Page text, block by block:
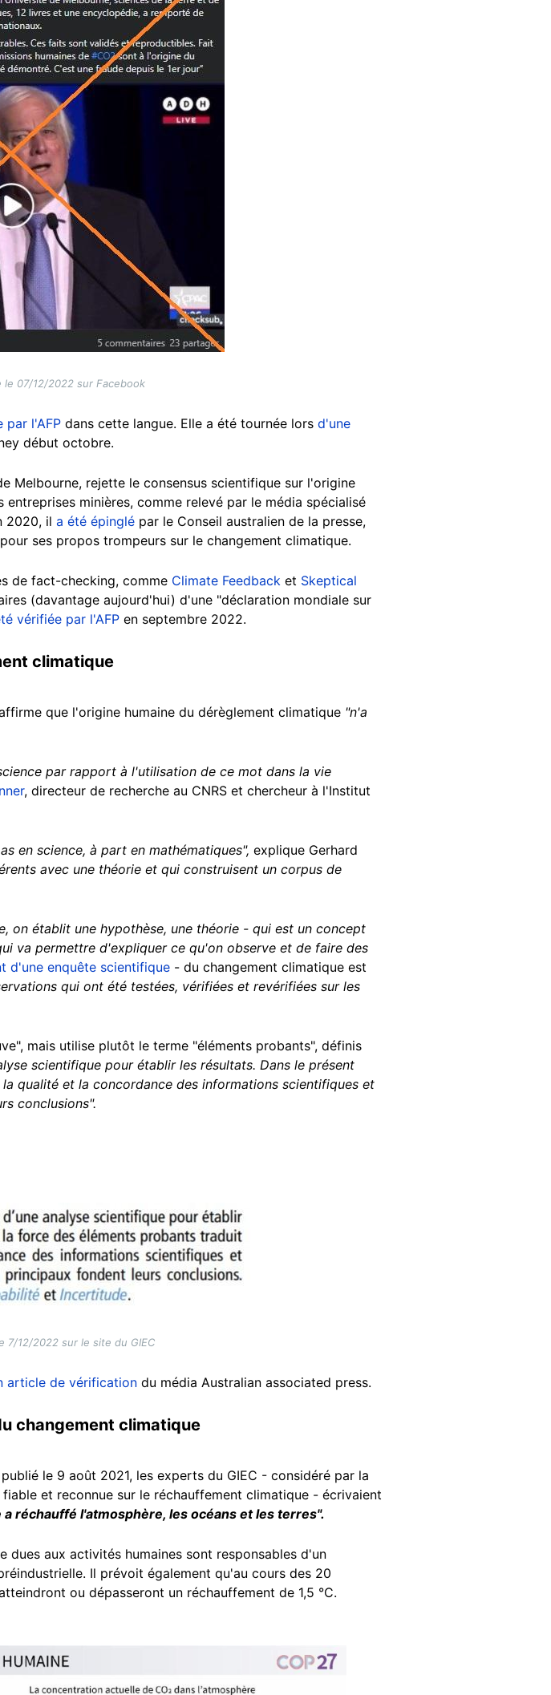
le 07/12/2022 sur Facebook
par l'AFP dans cette langue. Elle a été tournée lors d'une
début octobre.
Melbourne, rejette le consensus scientifique sur l'origine
minières, comme relevé par le média spécialisé
2020, il a été épinglé par le Conseil australien de la presse,
ses propos trompeurs sur le changement climatique.
de fact-checking, comme Climate Feedback et Skeptical
(davantage aujourd'hui) d'une "déclaration mondiale sur
vérifiée par l'AFP en septembre 2022.
climatique
que l'origine humaine du dérèglement climatique "n'a
par rapport à l'utilisation de ce mot dans la vie
, directeur de recherche au CNRS et chercheur à l'Institut
en science, à part en mathématiques", explique Gerhard
avec une théorie et qui construisent un corpus de
on établit une hypothèse, une théorie - qui est un concept
va permettre d'expliquer ce qu'on observe et de faire des
d'une enquête scientifique - du changement climatique est
qui ont été testées, vérifiées et revérifiées sur les
mais utilise plutôt le terme "éléments probants", définis
scientifique pour établir les résultats. Dans le présent
qualité et la concordance des informations scientifiques et
conclusions".
7/12/2022 sur le site du GIEC
article de vérification du média Australian associated press.
changement climatique
le 9 août 2021, les experts du GIEC - considéré par la
et reconnue sur le réchauffement climatique - écrivaient
réchauffé l'atmosphère, les océans et les terres".
aux activités humaines sont responsables d'un
Il prévoit également qu'au cours des 20
ou dépasseront un réchauffement de 1,5 °C.